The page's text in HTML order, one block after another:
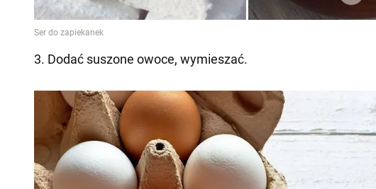
3. Dodać suszone owoce, wymieszać.